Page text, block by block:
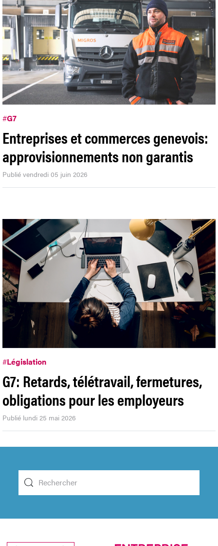
#G7
Entreprises et commerces genevois:
approvisionnements non garantis
Publié vendredi 05 juin 2026
#Législation
G7: Retards, télétravail, fermetures,
obligations pour les employeurs
Publié lundi 25 mai 2026